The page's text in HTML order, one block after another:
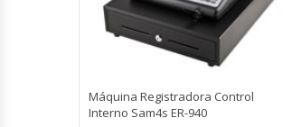
Formadora De Pizza
Máquina Registradora Control
Interno Sam4s ER-940